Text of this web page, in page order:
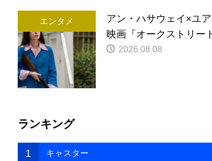
エンタメ
アン・ハサウェイ×ユ
映画『オークストリー
2026.08.08
ランキング
1 キャスター